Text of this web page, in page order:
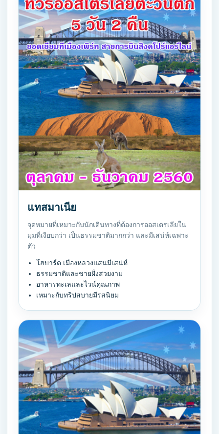
แทสมาเนีย
จุดหมายที่เหมาะกับนักเดินทางที่ต้องการออสเตรเลียใน
มุมที่เงียบกว่า เป็นธรรมชาติมากกว่า และมีเสน่ห์เฉพาะ
ตัว
โฮบาร์ต เมืองหลวงแสนมีเสน่ห์
ธรรมชาติและชายฝั่งสวยงาม
อาหารทะเลและไวน์คุณภาพ
เหมาะกับทริปสบายมีรสนิยม